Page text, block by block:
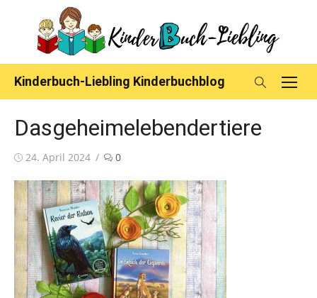
content
Kinderbuch-Liebling Kinderbuchblog
Dasgeheimelebendertiere
Posted
24. April 2024 0